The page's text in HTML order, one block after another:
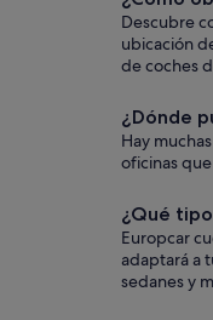
Descubre
ubicación
de coches
¿Dónde
Hay
oficinas
¿Qué
Europcar
adaptará a
sedanes y